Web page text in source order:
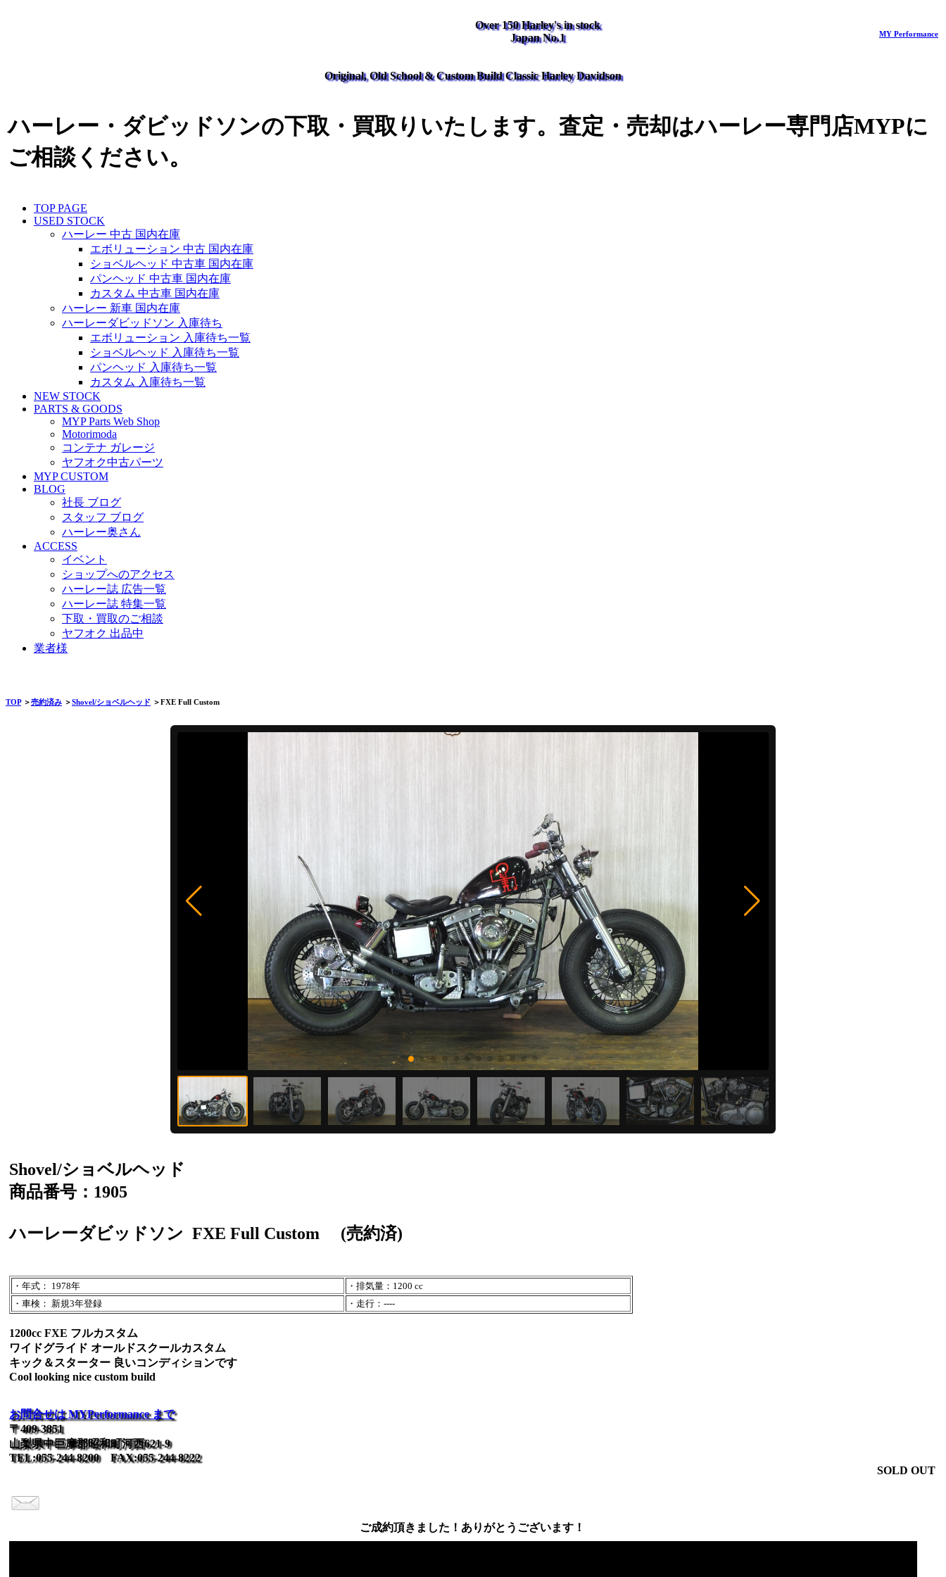
Over 150 Harley's in stock
Japan No.1
MY Performance
Original, Old School & Custom Build Classic Harley Davidson
ハーレー・ダビッドソンの下取・買取りいたします。査定・売却はハーレー専門店MYPに
ご相談ください。
TOP PAGE
USED STOCK
ハーレー 中古 国内在庫
エボリューション 中古 国内在庫
ショベルヘッド 中古車 国内在庫
パンヘッド 中古車 国内在庫
カスタム 中古車 国内在庫
ハーレー 新車 国内在庫
ハーレーダビッドソン 入庫待ち
エボリューション 入庫待ち一覧
ショベルヘッド 入庫待ち一覧
パンヘッド 入庫待ち一覧
カスタム 入庫待ち一覧
NEW STOCK
PARTS & GOODS
MYP Parts Web Shop
Motorimoda
コンテナ ガレージ
ヤフオク中古パーツ
MYP CUSTOM
BLOG
社長 ブログ
スタッフ ブログ
ハーレー奥さん
ACCESS
イベント
ショップへのアクセス
ハーレー誌 広告一覧
ハーレー誌 特集一覧
下取・買取のご相談
ヤフオク 出品中
業者様
TOP＞売約済み ＞Shovel/ショベルヘッド ＞FXE Full Custom
Shovel/ショベルヘッド
商品番号：1905
ハーレーダビッドソン FXE Full Custom (売約済)
・年式： 1978年
・排気量：1200 cc
・車検： 新規3年登録
・走行：----
1200cc FXE フルカスタム
ワイドグライド オールドスクールカスタム
キック＆スターター 良いコンディションです
Cool looking nice custom build
お問合せは MYPerformance まで
〒409-3851
山梨県中巨摩郡昭和町河西621-9
TEL:055-244-8200 FAX:055-244-8222
SOLD OUT
ご成約頂きました！ありがとうございます！